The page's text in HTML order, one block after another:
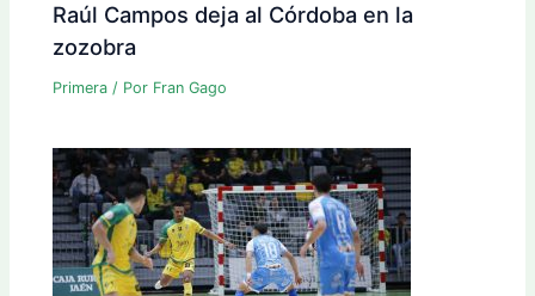
Raúl Campos deja al Córdoba en la
zozobra
Primera / Por Fran Gago